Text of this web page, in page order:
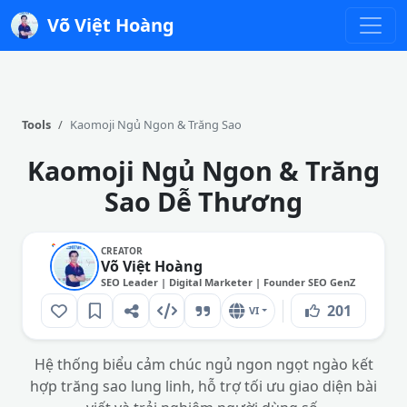
Võ Việt Hoàng
Tools Kaomoji Ngủ Ngon & Trăng Sao
Kaomoji Ngủ Ngon & Trăng
Sao Dễ Thương
CREATOR
Võ Việt Hoàng
SEO Leader | Digital Marketer | Founder SEO GenZ
VI 201
Hệ thống biểu cảm chúc ngủ ngon ngọt ngào kết
hợp trăng sao lung linh, hỗ trợ tối ưu giao diện bài